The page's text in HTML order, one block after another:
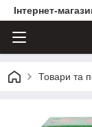
Інтернет-
Товари та